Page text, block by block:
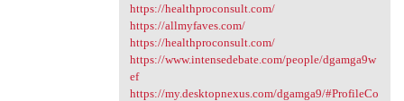
https://healthproconsult.com/
https://allmyfaves.com/
https://healthproconsult.com/
https://www.intensedebate.com/people/dgamga9w
ef
https://my.desktopnexus.com/dgamga9/#ProfileCo